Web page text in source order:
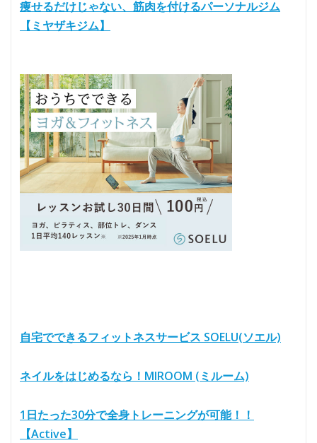
痩せるだけじゃない、筋肉を付けるパーソナルジム
【ミヤザキジム】
自宅でできるフィットネスサービス SOELU(ソエル)
ネイルをはじめるなら！MIROOM (ミルーム)
1日たった30分で全身トレーニングが可能！！
【Active】